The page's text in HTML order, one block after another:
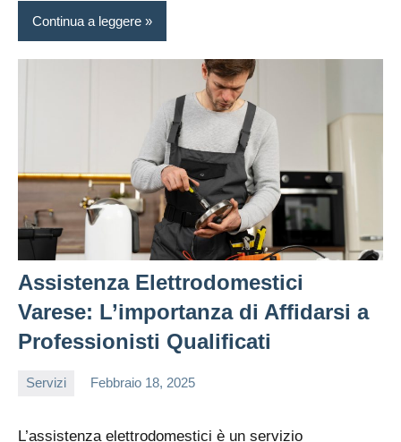
Continua a leggere
Assistenza Elettrodomestici
Varese: L’importanza di Affidarsi a
Professionisti Qualificati
Servizi Febbraio 18, 2025
L’assistenza elettrodomestici è un servizio